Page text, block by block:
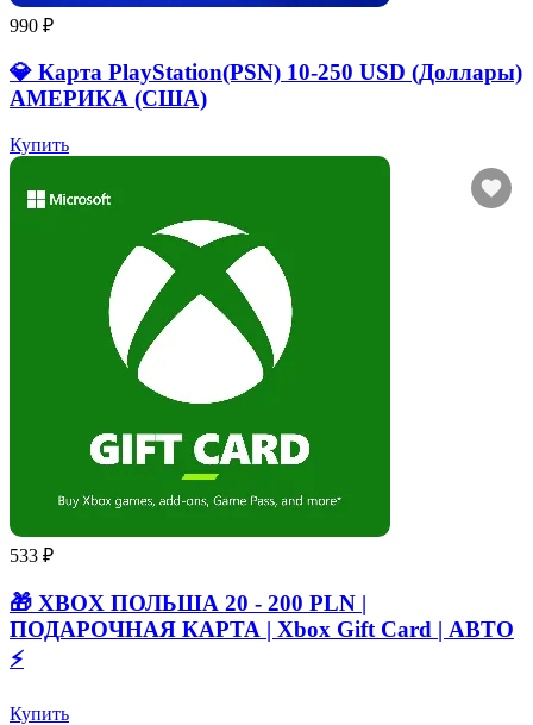
990 ₽
💎 Карта PlayStation(PSN) 10-250 USD (Доллары)
АМЕРИКА (США)
Купить
533 ₽
🎁 XBOX ПОЛЬША 20 - 200 PLN |
ПОДАРОЧНАЯ КАРТА | Xbox Gift Card | АВТО
⚡
Купить